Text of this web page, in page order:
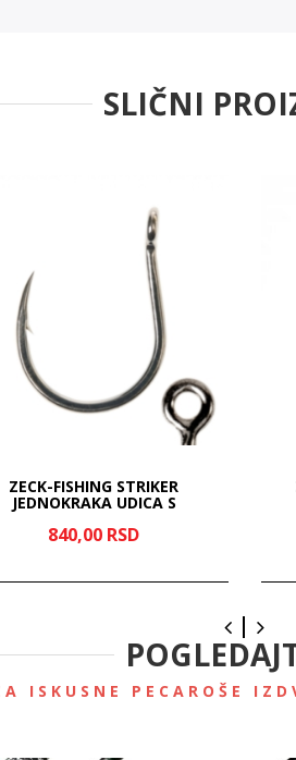
SLIČNI
ZECK-FISHING STRIKER
JEDNOKRAKA UDICA S
840,00 RSD
ISKUSNE PECAROŠE